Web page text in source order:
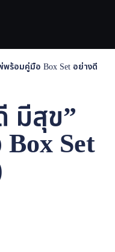
พร้อมคู่มือ Box Set อย่างดี
มีสุข”
Set